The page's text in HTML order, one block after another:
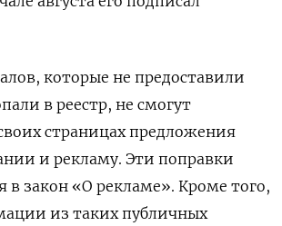
которые не предоставили
в реестр, не смогут
страницах предложения
и рекламу. Эти поправки
в закон «О рекламе». Кроме того,
из таких публичных